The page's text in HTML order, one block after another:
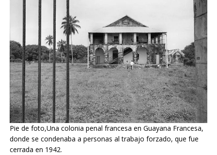
Pie de foto,Una colonia penal francesa en Guayana Francesa,
donde se condenaba a personas al trabajo forzado, que fue
cerrada en 1942.